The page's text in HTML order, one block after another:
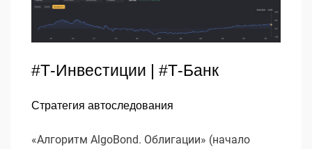
#Т-Инвестиции | #Т-Банк
Стратегия автоследования
«Алгоритм AlgoBond. Облигации» (начало